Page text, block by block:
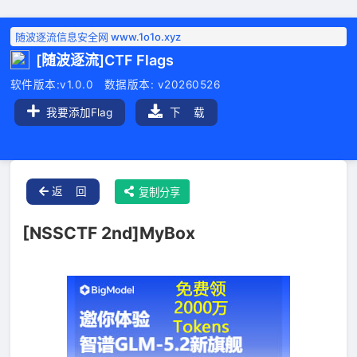
随波逐流信息安全网 www.1o1o.xyz
[随波逐流]CTF Flags
软件版本:v1.0.0 数据版本: v20260526
我要添加Flag 下 载
返 回 复制分享
[NSSCTF 2nd]MyBox